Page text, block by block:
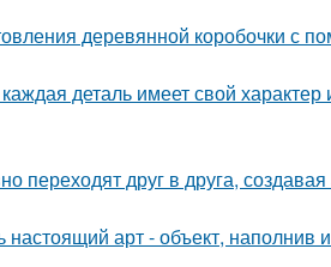
деревянной коробочки с
деталь имеет свой характер
переходят друг в друга,
арт - объект, наполнив